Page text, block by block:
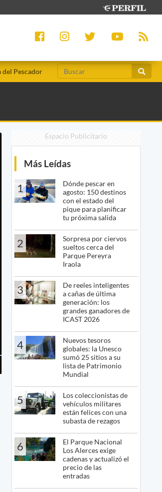
del Pescador
Espacio Publicitario
Más Leídas
1
Dónde pescar en
agosto: 150 destinos
con el estado del
pique para planificar
tu próxima salida
2
Sorpresa por ciervos
sueltos cerca del
Parque Pereyra
Iraola
3
De reeles inteligentes
a cañas de última
generación: los
grandes ganadores de
ICAST 2026
4
Nuevos tesoros
globales: la Unesco
sumó 25 sitios a su
lista de Patrimonio
Mundial
5
Los coleccionistas de
vehículos militares
están felices con una
subasta de rezagos
6
El Parque Nacional
Los Alerces exige
cadenas y actualizó el
precio de las
entradas